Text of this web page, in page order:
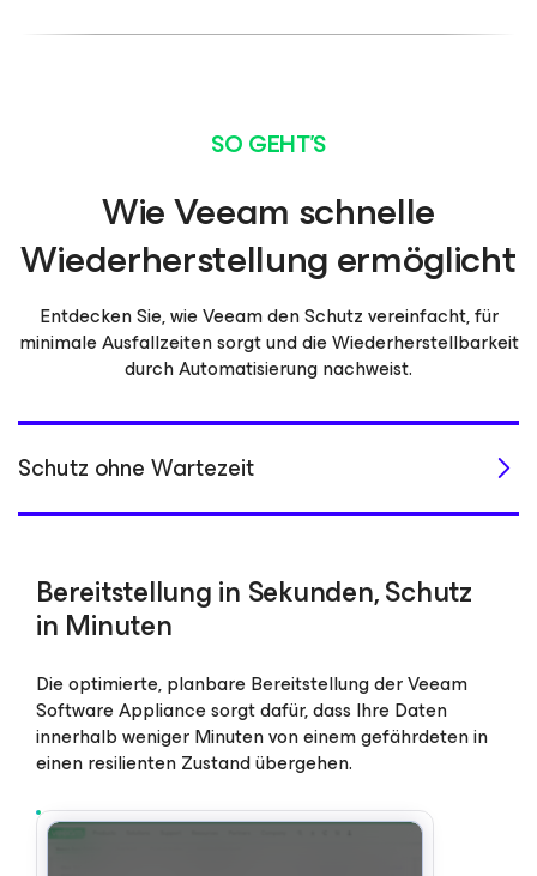
SO GEHT'S
Wie Veeam schnelle
Wiederherstellung ermöglicht
Entdecken Sie, wie Veeam den Schutz vereinfacht, für
minimale Ausfallzeiten sorgt und die Wiederherstellbarkeit
durch Automatisierung nachweist.
Schutz ohne Wartezeit
Bereitstellung in Sekunden, Schutz
in Minuten
Die optimierte, planbare Bereitstellung der Veeam
Software Appliance sorgt dafür, dass Ihre Daten
innerhalb weniger Minuten von einem gefährdeten in
einen resilienten Zustand übergehen.